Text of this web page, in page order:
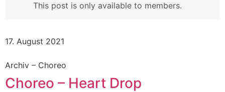
This post is only available to members.
17. August 2021
Archiv – Choreo
Choreo – Heart Drop